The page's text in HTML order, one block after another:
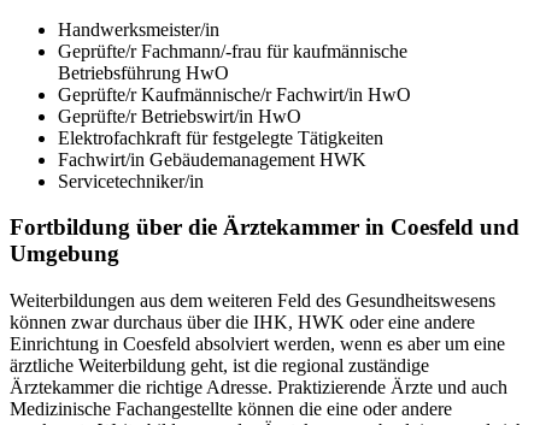
Handwerksmeister/in
Geprüfte/r Fachmann/-frau für kaufmännische
Betriebsführung HwO
Geprüfte/r Kaufmännische/r Fachwirt/in HwO
Geprüfte/r Betriebswirt/in HwO
Elektrofachkraft für festgelegte Tätigkeiten
Fachwirt/in Gebäudemanagement HWK
Servicetechniker/in
Fortbildung über die Ärztekammer in Coesfeld und
Umgebung
Weiterbildungen aus dem weiteren Feld des Gesundheitswesens
können zwar durchaus über die IHK, HWK oder eine andere
Einrichtung in Coesfeld absolviert werden, wenn es aber um eine
ärztliche Weiterbildung geht, ist die regional zuständige
Ärztekammer die richtige Adresse. Praktizierende Ärzte und auch
Medizinische Fachangestellte können die eine oder andere